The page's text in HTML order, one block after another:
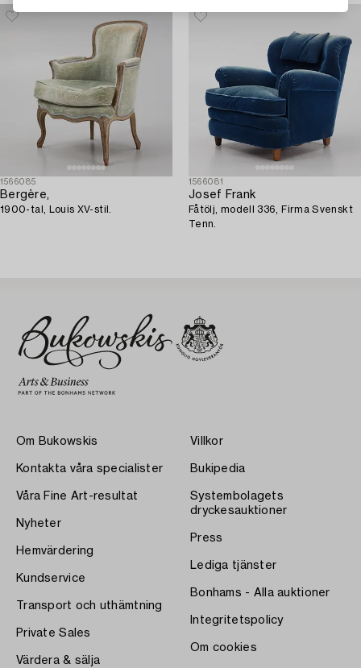
1566085
Bergère,
1900-tal, Louis XV-stil.
1566081
Josef Frank
Fåtölj, modell 336, Firma Svenskt
Tenn.
Om Bukowskis
Kontakta våra specialister
Våra Fine Art-resultat
Nyheter
Hemvärdering
Kundservice
Transport och uthämtning
Private Sales
Värdera & sälja
Villkor
Bukipedia
Systembolagets
dryckesauktioner
Press
Lediga tjänster
Bonhams - Alla auktioner
Integritetspolicy
Om cookies